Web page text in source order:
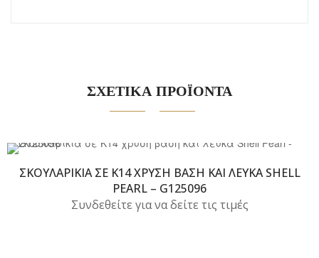
ΣΧΕΤΙΚΑ ΠΡΟΪΟΝΤΑ
ΣΚΟΥΛΑΡΊΚΙΑ ΣΕ Κ14 ΧΡΥΣΉ ΒΆΣΗ ΚΑΙ ΛΕΥΚΆ SHELL
PEARL – G125096
Συνδεθείτε για να δείτε τις τιμές